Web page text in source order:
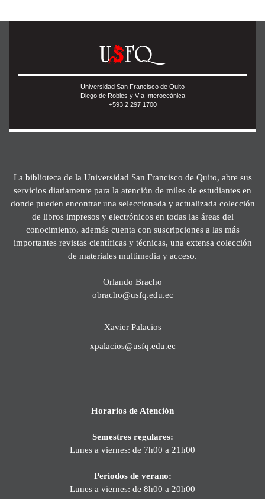
Universidad San Francisco de Quito
Diego de Robles y Vía Interoceánica
+593 2 297 1700
La biblioteca de la Universidad San Francisco de Quito, abre sus
servicios diariamente para la atención de miles de estudiantes en
donde pueden encontrar una seleccionada y actualizada colección
de libros impresos y electrónicos en todas las áreas del
conocimiento, además cuenta con suscripciones a las más
importantes revistas científicas y técnicas, una extensa colección
de materiales multimedia y acceso.
Orlando Bracho
obracho@usfq.edu.ec
Xavier Palacios
xpalacios@usfq.edu.ec
Horarios de Atención
Semestres regulares:
Lunes a viernes: de 7h00 a 21h00
Períodos de verano:
Lunes a viernes: de 8h00 a 20h00